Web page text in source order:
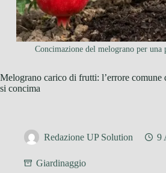
Concimazione del melograno per
Melograno carico di frutti: l’errore comune
si concima
Redazione UP Solution 9
Giardinaggio